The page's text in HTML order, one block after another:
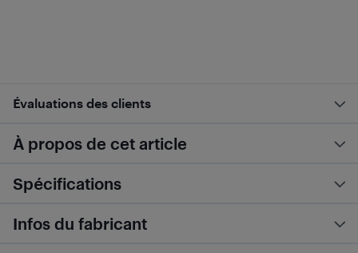
Évaluations des clients
À propos de cet article
Spécifications
Infos du fabricant